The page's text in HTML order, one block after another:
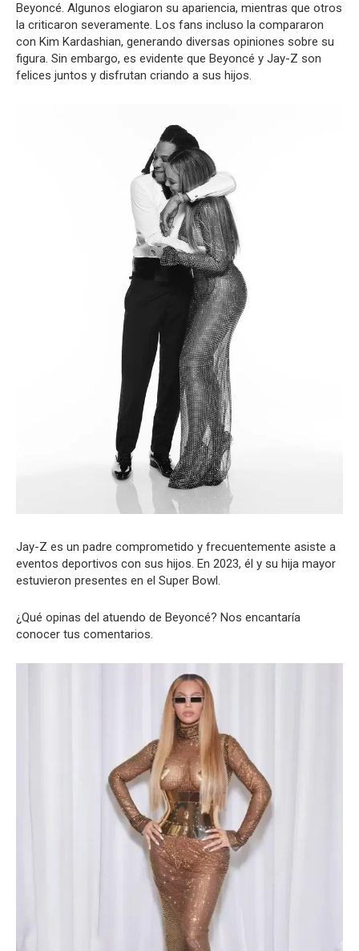
Beyoncé. Algunos elogiaron su apariencia, mientras que otros
la criticaron severamente. Los fans incluso la compararon
con Kim Kardashian, generando diversas opiniones sobre su
figura. Sin embargo, es evidente que Beyoncé y Jay-Z son
felices juntos y disfrutan criando a sus hijos.
Jay-Z es un padre comprometido y frecuentemente asiste a
eventos deportivos con sus hijos. En 2023, él y su hija mayor
estuvieron presentes en el Super Bowl.
¿Qué opinas del atuendo de Beyoncé? Nos encantaría
conocer tus comentarios.